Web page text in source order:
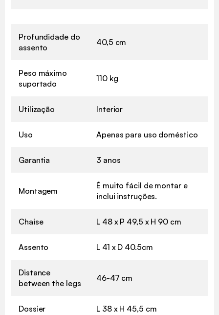
Profundidade do
assento
40,5 cm
Peso máximo
suportado
110 kg
Utilização Interior
Uso Apenas para uso doméstico
Garantia 3 anos
Montagem
É muito fácil de montar e
inclui instruções.
Chaise L 48 x P 49,5 x H 90 cm
Assento L 41 x D 40.5cm
Distance
between the legs
46-47 cm
Dossier L 38 x H 45,5 cm